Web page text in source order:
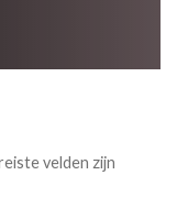
velden zijn